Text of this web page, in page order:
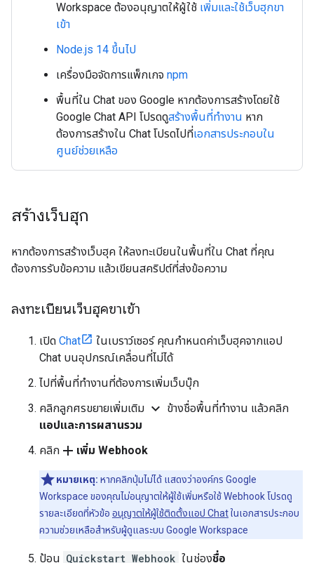
Workspace ต้องอนุญาตให้ผู้ใช้ เพิ่มและใช้เว็บฮุกขา
เข้า
Node.js 14 ขึ้นไป
เครื่องมือจัดการแพ็กเกจ npm
พื้นที่ใน Chat ของ Google หากต้องการสร้างโดยใช้
Google Chat API โปรดดูสร้างพื้นที่ทำงาน หาก
ต้องการสร้างใน Chat โปรดไปที่เอกสารประกอบใน
ศูนย์ช่วยเหลือ
สร้างเว็บฮุก
หากต้องการสร้างเว็บฮุค ให้ลงทะเบียนในพื้นที่ใน Chat ที่คุณ
ต้องการรับข้อความ แล้วเขียนสคริปต์ที่ส่งข้อความ
ลงทะเบียนเว็บฮุคขาเข้า
เปิด Chat
ในเบราว์เซอร์ คุณกำหนดค่าเว็บฮุคจากแอป
Chat บนอุปกรณ์เคลื่อนที่ไม่ได้
ไปที่พื้นที่ทำงานที่ต้องการเพิ่มเว็บบุ๊ก
คลิกลูกศรขยายเพิ่มเติม expand_more ข้างชื่อพื้นที่ทำงาน แล้วคลิก
แอปและการผสานรวม
คลิก add เพิ่ม Webhook
หมายเหตุ: หากคลิกปุ่มไม่ได้ แสดงว่าองค์กร Google
Workspace ของคุณไม่อนุญาตให้ผู้ใช้เพิ่มหรือใช้ Webhook โปรดดู
รายละเอียดที่หัวข้อ อนุญาตให้ผู้ใช้ติดตั้งแอป Chatในเอกสารประกอบ
ความช่วยเหลือสำหรับผู้ดูแลระบบ Google Workspace
ป้อน Quickstart Webhook ในช่องชื่อ